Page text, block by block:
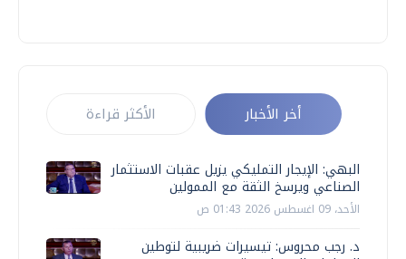
أخر الأخبار الأكثر قراءة
البهي: الإيجار التمليكي يزيل عقبات الاستثمار
الصناعي ويرسخ الثقة مع الممولين
الأحد، 09 اغسطس 2026 01:43 ص
د. رجب محروس: تيسيرات ضريبية لتوطين